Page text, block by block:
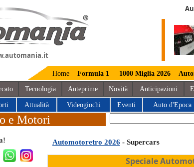
Home Formula 1 1000 Miglia 2026
Tecnologia Anteprime Novità Anticipazioni
Attualità Videogiochi Eventi Auto d'Epoca
e Motori
Automotoretro 2026 - Supercars
Speciale